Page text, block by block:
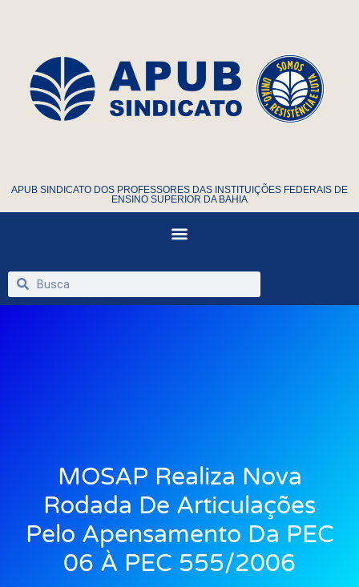
APUB SINDICATO DOS PROFESSORES DAS INSTITUIÇÕES FEDERAIS DE
ENSINO SUPERIOR DA BAHIA
MOSAP Realiza Nova
Rodada De Articulações
Pelo Apensamento Da PEC
06 À PEC 555/2006